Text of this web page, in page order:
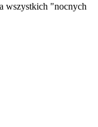
wszystkich "nocnych